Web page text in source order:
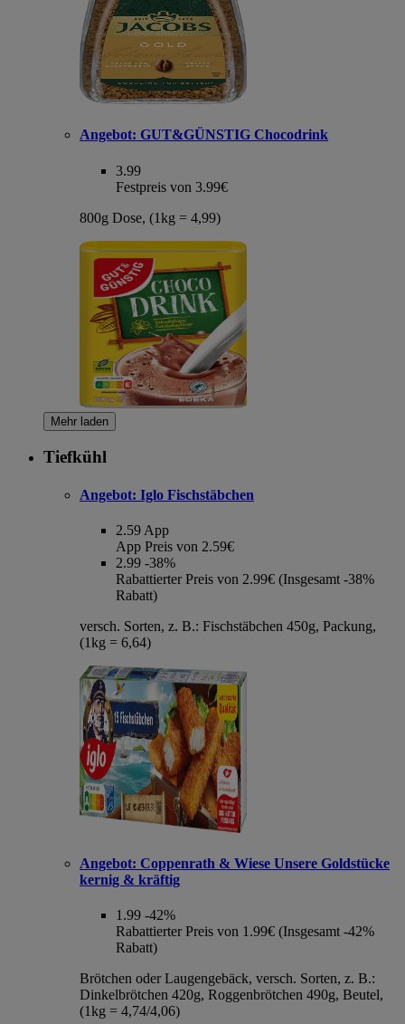
Angebot: GUT&GÜNSTIG Chocodrink
3.99
Festpreis von 3.99€
800g Dose, (1kg = 4,99)
Mehr laden
Tiefkühl
Angebot: Iglo Fischstäbchen
2.59 App
App Preis von 2.59€
2.99 -38%
Rabattierter Preis von 2.99€ (Insgesamt -38%
Rabatt)
versch. Sorten, z. B.: Fischstäbchen 450g, Packung,
(1kg = 6,64)
Angebot: Coppenrath & Wiese Unsere Goldstücke
kernig & kräftig
1.99 -42%
Rabattierter Preis von 1.99€ (Insgesamt -42%
Rabatt)
Brötchen oder Laugengebäck, versch. Sorten, z. B.:
Dinkelbrötchen 420g, Roggenbrötchen 490g, Beutel,
(1kg = 4,74/4,06)